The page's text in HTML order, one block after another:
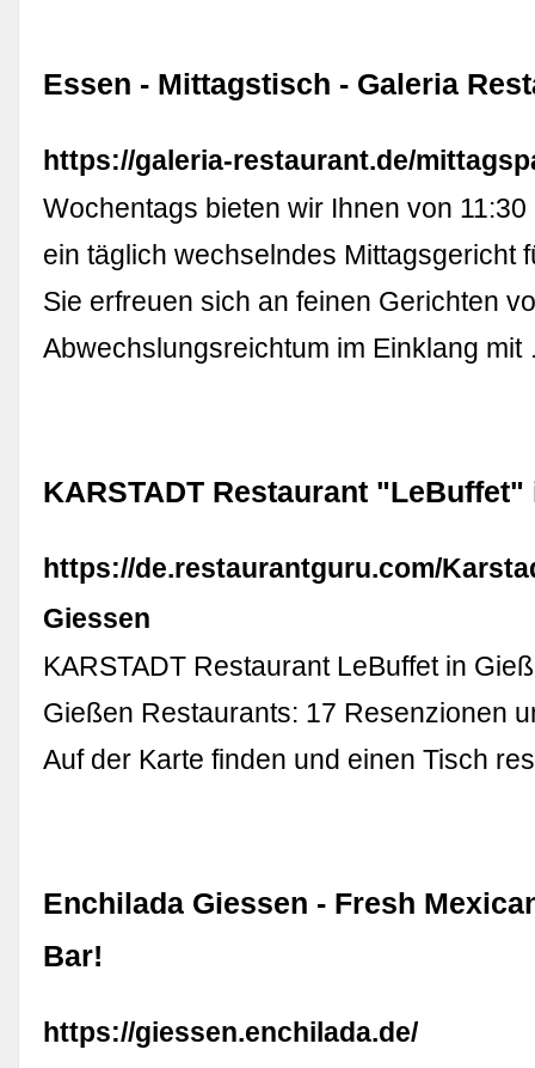
Essen - Mittagstisch - Galeria
https://galeria-restaurant.de/
Wochentags bieten wir Ihnen von
ein täglich wechselndes Mittagsgericht
Sie erfreuen sich an feinen Gerichten
Abwechslungsreichtum im Einklang
KARSTADT Restaurant "LeBuffet"
https://de.restaurantguru.com/
Giessen
KARSTADT Restaurant LeBuffet in
Gießen Restaurants: 17 Resenzionen
Auf der Karte finden und einen Tisch
Enchilada Giessen - Fresh
Bar!
https://giessen.enchilada.de/